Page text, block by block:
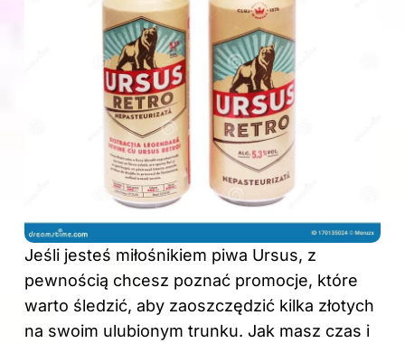
Jeśli jesteś miłośnikiem piwa Ursus, z
pewnością chcesz poznać promocje, które
warto śledzić, aby zaoszczędzić kilka złotych
na swoim ulubionym trunku. Jak masz czas i